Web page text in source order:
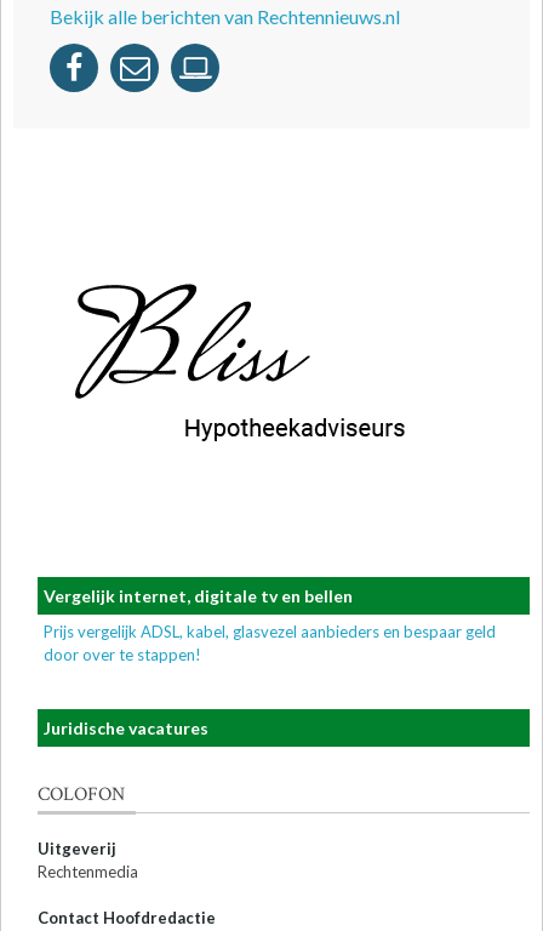
Bekijk alle berichten van Rechtennieuws.nl
Vergelijk internet, digitale tv en bellen
Prijs vergelijk ADSL, kabel, glasvezel aanbieders en bespaar geld
door over te stappen!
Juridische vacatures
COLOFON
Uitgeverij
Rechtenmedia
Contact Hoofdredactie